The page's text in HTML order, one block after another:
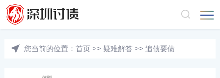
您当前的位置： 首页 >> 疑难解答 >> 追债要债